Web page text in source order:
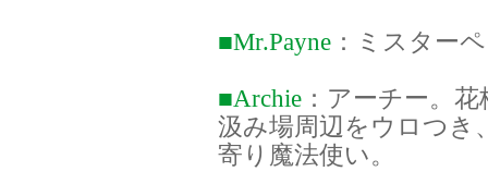
■Mr.Payne ：ミスター
■Archie ：アーチー。
汲み場周辺をウロつき
寄り魔法使い。